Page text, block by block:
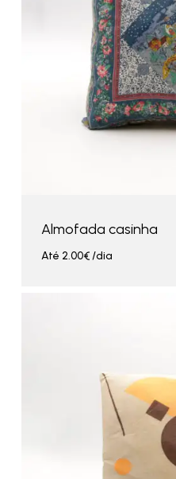
Almofada casinha
Até 2.00€/dia